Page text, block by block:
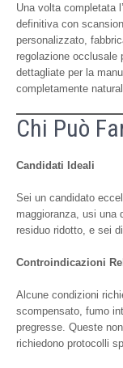
Una volta completata
definitiva con
personalizzato,
regolazione occlusale
dettagliate per la
completamente
Chi Può
Candidati Ideali
Sei un candidato
maggioranza, usi una
residuo ridotto, e sei
Controindicazioni
Alcune condizioni
scompensato, fumo
pregresse. Queste
richiedono protocolli